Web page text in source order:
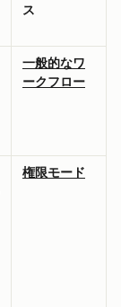
ス
一般的なワ
ークフロー
権限モード